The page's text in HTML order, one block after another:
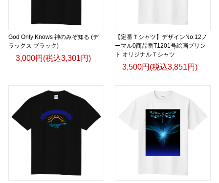
God Only Knows 神のみぞ知る (デ
ラックス ブラック)
3,000円(税込3,301円)
【定番Ｔシャツ】デザインNo.12ノ
ーマル0商品番T1201号絵画プリン
ト オリジナルＴシャツ
3,500円(税込3,851円)